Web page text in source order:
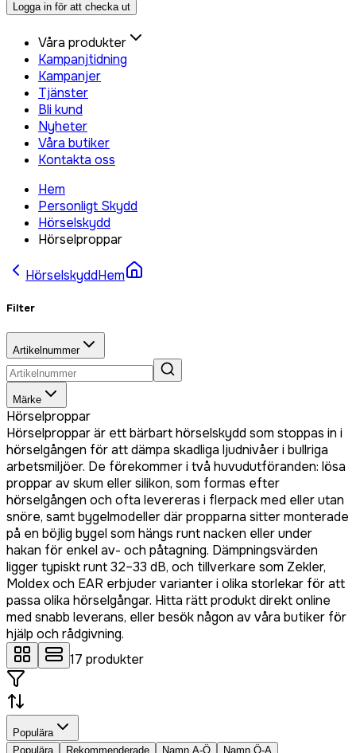
Logga in för att checka ut
Våra produkter
Kampanjtidning
Kampanjer
Tjänster
Bli kund
Nyheter
Våra butiker
Kontakta oss
Hem
Personligt Skydd
Hörselskydd
Hörselproppar
HörselskyddHem
Filter
Artikelnummer
Märke
Hörselproppar
Hörselproppar är ett bärbart hörselskydd som stoppas in i
hörselgången för att dämpa skadliga ljudnivåer i bullriga
arbetsmiljöer. De förekommer i två huvudutföranden: lösa
proppar av skum eller silikon, som formas efter
hörselgången och ofta levereras i flerpack med eller utan
snöre, samt bygelmodeller där propparna sitter monterade
på en böjlig bygel som hängs runt nacken eller under
hakan för enkel av- och påtagning. Dämpningsvärden
ligger typiskt runt 32–33 dB, och tillverkare som Zekler,
Moldex och EAR erbjuder varianter i olika storlekar för att
passa olika hörselgångar. Hitta rätt produkt direkt online
med snabb leverans, eller besök någon av våra butiker för
hjälp och rådgivning.
17 produkter
Populära
Populära
Rekommenderade Namn A-Ö Namn Ö-A